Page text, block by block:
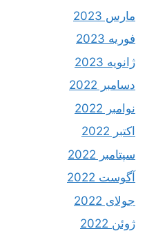
مارس 2023
فوریه 2023
ژانویه 2023
دسامبر 2022
نوامبر 2022
اکتبر 2022
سپتامبر 2022
آگوست 2022
جولای 2022
ژوئن 2022